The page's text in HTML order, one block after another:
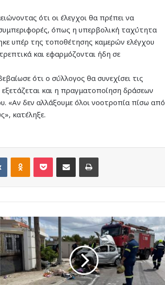
ότι οι έλεγχοι θα πρέπει να
συμπεριφορές, όπως η υπερβολική ταχύτητα
υπέρ της τοποθέτησης καμερών ελέγχου
και εφαρμόζονται ήδη σε
ότι ο σύλλογος θα συνεχίσει τις
και η πραγματοποίηση δράσεων
«Αν δεν αλλάξουμε όλοι νοοτροπία πίσω από
κατέληξε.
VKontakteOdnoklassniki
Pocket Share via Email Print
Δ.
Βερβέρης
για
το
τροχαίο
στη
Ρόδο